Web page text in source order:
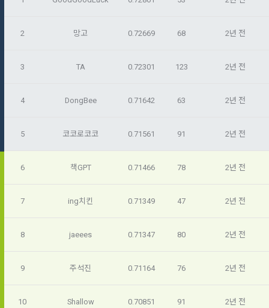
이 약관에서 사용하는 용어의 정의는 아래와 같다.
여 컴퓨터 등 정보 통신 설비를 이용하여 설정한 가상의 영업장
트를 통해 개인이 등록한 자료를 DB화하여 각각의 목적에 맞게
3. "개인회원"이라 함은 서비스를 이용하기 위하여 이 약관에 동
4. “인재회원”이라 함은 “데이콘 인재풀 서비스”를 이용하기 위
는 것에 동의한 “개인회원”을 말한다.
용 의뢰 서비스 등을 이용하기 위해 “회사”와 일정 계약을 한 개
6. “해커톤”이라 함은 “회사”가 “사이트”에 출제한 문제에 “개인
적을 달성한 정보를 언제, 어떻게 파기 하는지 등 ‘개인정보의 한
지고 있으며, 이를 어떤 방법과 절차로 행사할 수 있는지를 알려
합니다.
개인정보 침해사고가 발생하는 경우, 추가적인 피해를 예방하고
움을 받을 수 있는지 알려 드립니다.
그 무엇보다도, 개인정보와 관련하여 데이콘과 이용자 간의 권
단, 할인, 이벤트 및 이용자 맞춤형 상품 추천 등의 마케팅 정보
단, 할인, 이벤트 및 이용자 맞춤형 상품 추천 등의 마케팅 정보
DACON에서 제공하는 마케팅 정보를 원하지 않을 경우 ‘홈>계
의(선택)’에서 철회를 요청할 수 있습니다.
계정관리 페이지의 하단 마케팅(대회 진행, 교육 등) 정보 수신
2 망고 0.72669 68 2년 전
3 TA 0.72301 123 2년 전
4 DongBee 0.71642 63 2년 전
5 코코로코코 0.71561 91 2년 전
6 책GPT 0.71466 78 2년 전
7 ing치킨 0.71349 47 2년 전
8 jaeees 0.71347 80 2년 전
9 주석진 0.71164 76 2년 전
10 Shallow 0.70851 91 2년 전